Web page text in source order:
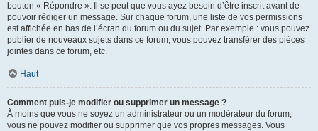
bouton « Répondre ». Il se peut que vous ayez besoin d’être inscrit avant de
pouvoir rédiger un message. Sur chaque forum, une liste de vos permissions
est affichée en bas de l’écran du forum ou du sujet. Par exemple : vous pouvez
publier de nouveaux sujets dans ce forum, vous pouvez transférer des pièces
jointes dans ce forum, etc.
Haut
Comment puis-je modifier ou supprimer un message ?
À moins que vous ne soyez un administrateur ou un modérateur du forum,
vous ne pouvez modifier ou supprimer que vos propres messages. Vous